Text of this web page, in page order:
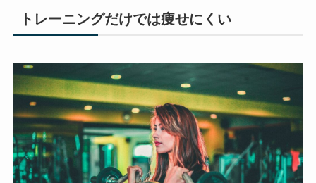
トレーニングだけでは痩せにくい